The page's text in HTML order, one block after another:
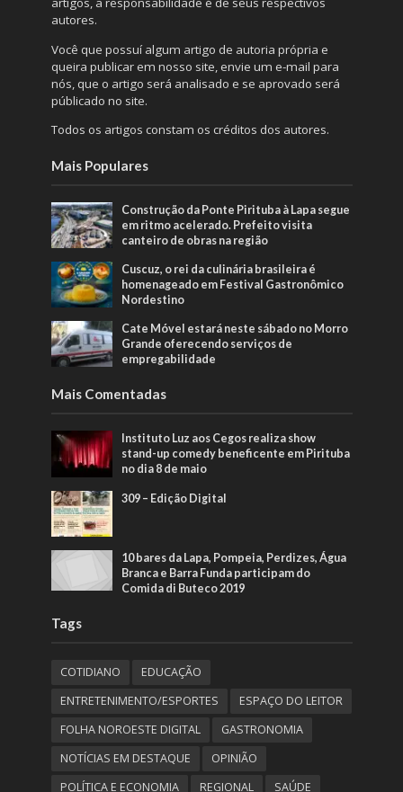
autores.
Você que possuí algum artigo de autoria própria e
queira publicar em nosso site, envie um e-mail para
nós, que o artigo será analisado e se aprovado será
públicado no site.
Todos os artigos constam os créditos dos autores.
Mais Populares
Construção da Ponte Pirituba à Lapa segue
em ritmo acelerado. Prefeito visita
canteiro de obras na região
Cuscuz, o rei da culinária brasileira é
homenageado em Festival Gastronômico
Nordestino
Cate Móvel estará neste sábado no Morro
Grande oferecendo serviços de
empregabilidade
Mais Comentadas
Instituto Luz aos Cegos realiza show
stand-up comedy beneficente em Pirituba
no dia 8 de maio
309 – Edição Digital
10 bares da Lapa, Pompeia, Perdizes, Água
Branca e Barra Funda participam do
Comida di Buteco 2019
Tags
COTIDIANO
EDUCAÇÃO
ENTRETENIMENTO/ESPORTES
ESPAÇO DO LEITOR
FOLHA NOROESTE DIGITAL
GASTRONOMIA
NOTÍCIAS EM DESTAQUE
OPINIÃO
POLÍTICA E ECONOMIA
REGIONAL SAÚDE